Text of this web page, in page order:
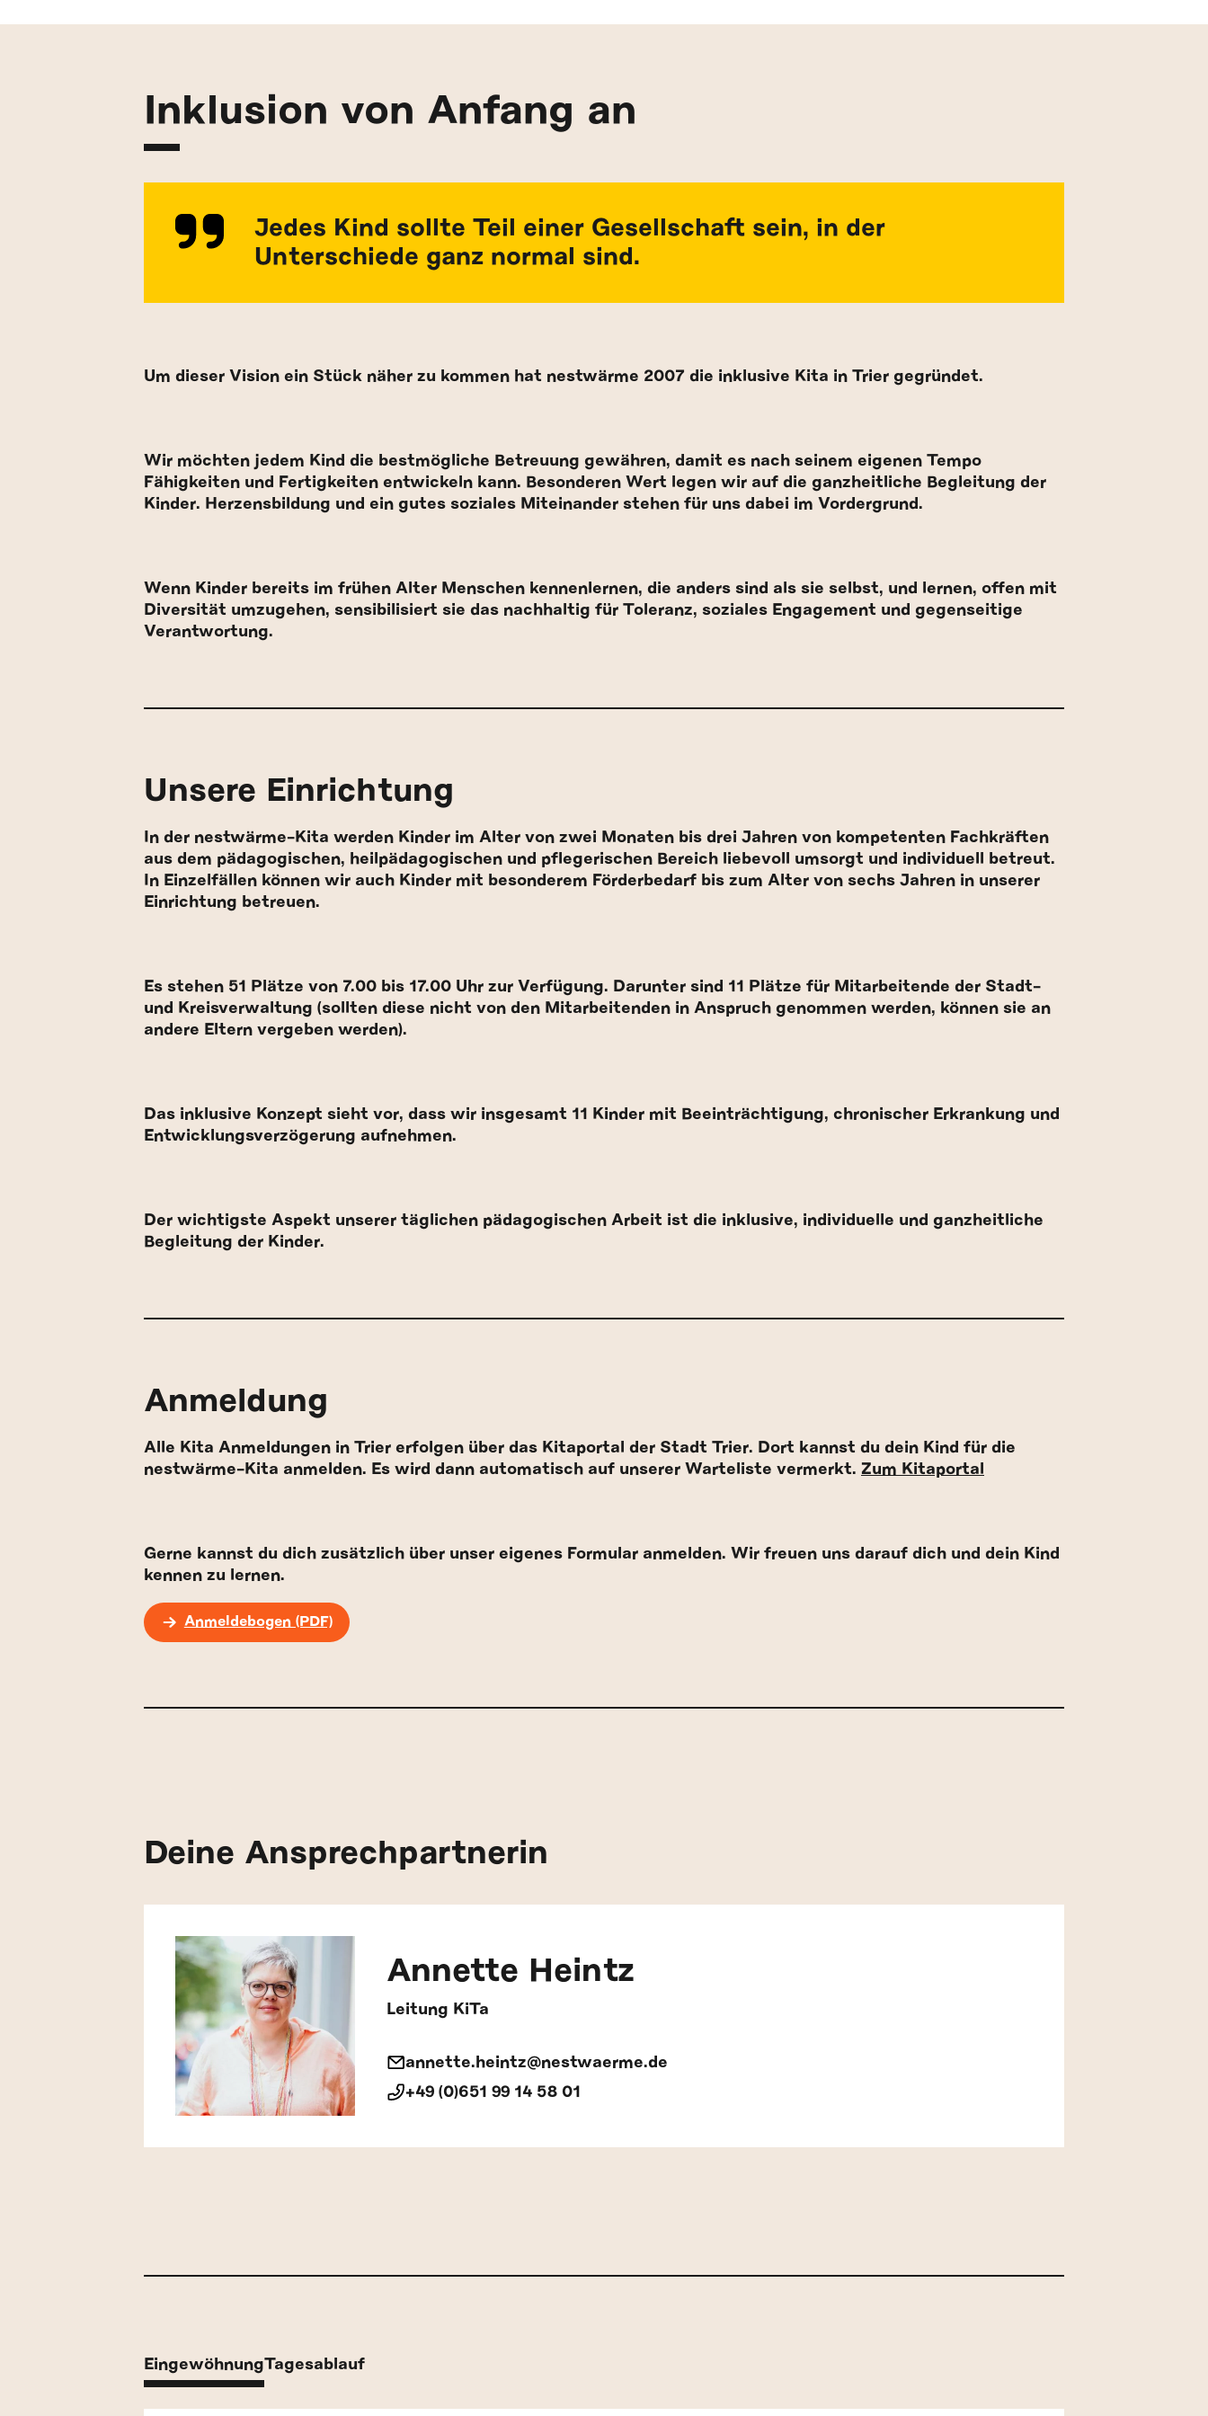
Inklusion von Anfang an
Jedes Kind sollte Teil einer Gesellschaft sein, in der
Unterschiede ganz normal sind.
Um dieser Vision ein Stück näher zu kommen hat nestwärme 2007 die inklusive Kita in Trier gegründet.
Wir möchten jedem Kind die bestmögliche Betreuung gewähren, damit es nach seinem eigenen Tempo
Fähigkeiten und Fertigkeiten entwickeln kann. Besonderen Wert legen wir auf die ganzheitliche Begleitung der
Kinder. Herzensbildung und ein gutes soziales Miteinander stehen für uns dabei im Vordergrund.
Wenn Kinder bereits im frühen Alter Menschen kennenlernen, die anders sind als sie selbst, und lernen, offen mit
Diversität umzugehen, sensibilisiert sie das nachhaltig für Toleranz, soziales Engagement und gegenseitige
Verantwortung.
Unsere Einrichtung
In der nestwärme-Kita werden Kinder im Alter von zwei Monaten bis drei Jahren von kompetenten Fachkräften
aus dem pädagogischen, heilpädagogischen und pflegerischen Bereich liebevoll umsorgt und individuell betreut.
In Einzelfällen können wir auch Kinder mit besonderem Förderbedarf bis zum Alter von sechs Jahren in unserer
Einrichtung betreuen.
Es stehen 51 Plätze von 7.00 bis 17.00 Uhr zur Verfügung. Darunter sind 11 Plätze für Mitarbeitende der Stadt-
und Kreisverwaltung (sollten diese nicht von den Mitarbeitenden in Anspruch genommen werden, können sie an
andere Eltern vergeben werden).
Das inklusive Konzept sieht vor, dass wir insgesamt 11 Kinder mit Beeinträchtigung, chronischer Erkrankung und
Entwicklungsverzögerung aufnehmen.
Der wichtigste Aspekt unserer täglichen pädagogischen Arbeit ist die inklusive, individuelle und ganzheitliche
Begleitung der Kinder.
Anmeldung
Alle Kita Anmeldungen in Trier erfolgen über das Kitaportal der Stadt Trier. Dort kannst du dein Kind für die
nestwärme-Kita anmelden. Es wird dann automatisch auf unserer Warteliste vermerkt. Zum Kitaportal
Gerne kannst du dich zusätzlich über unser eigenes Formular anmelden. Wir freuen uns darauf dich und dein Kind
kennen zu lernen.
Anmeldebogen (PDF)
Deine Ansprechpartnerin
Annette Heintz
Leitung KiTa
annette.heintz@nestwaerme.de
+49 (0)651 99 14 58 01
EingewöhnungTagesablauf